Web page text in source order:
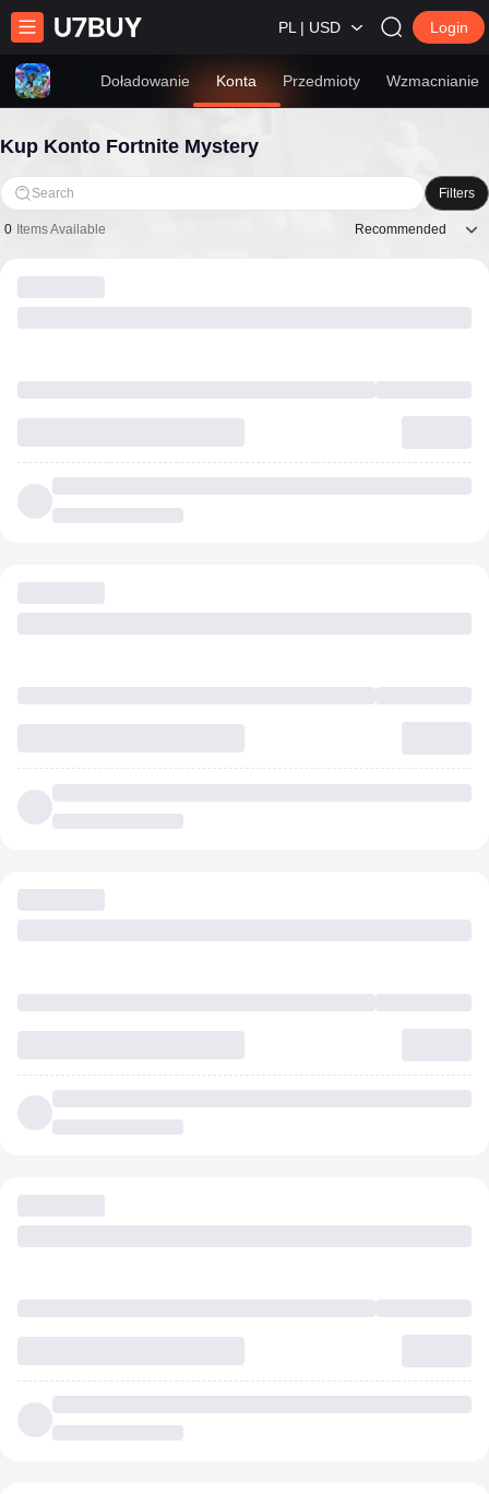
PL | USD Login
Doładowanie Konta Przedmioty Wzmacnianie
Kup Konto Fortnite Mystery
Search Filters
0 Items Available Recommended